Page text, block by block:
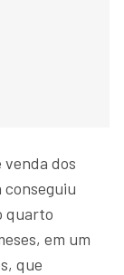
venda dos
conseguiu
quarto
em um
que